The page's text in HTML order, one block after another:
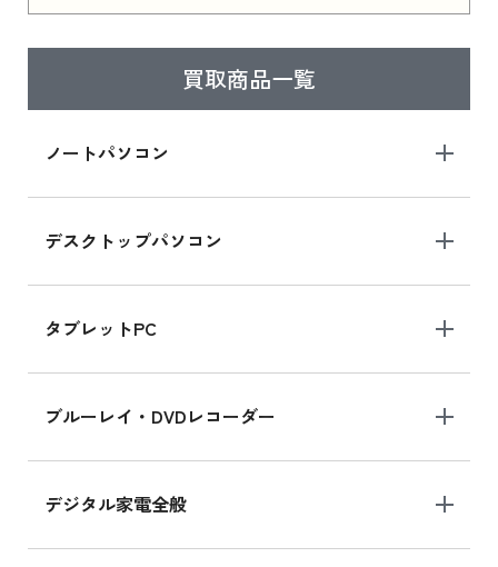
買取商品一覧
ノートパソコン
デスクトップパソコン
タブレットPC
ブルーレイ・DVDレコーダー
デジタル家電全般
はこちら
ら
iPad mini シリーズ 2024
iPad mini 8.3インチ の新品買取価格
iPhone 16 シリーズ
iPhone 16 の新品買取価格
iPad Air 11インチ シリーズ
iPad Air 11インチ の新品買取価格